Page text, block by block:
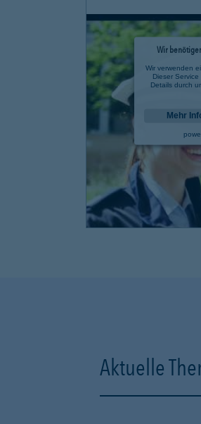
Wir
Wir verwenden
Dieser
Details durch
Mehr
Aktuelle